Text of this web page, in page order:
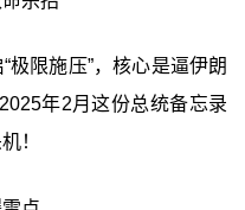
极限施压”，核心是逼伊朗
年2月这份总统备忘录
！